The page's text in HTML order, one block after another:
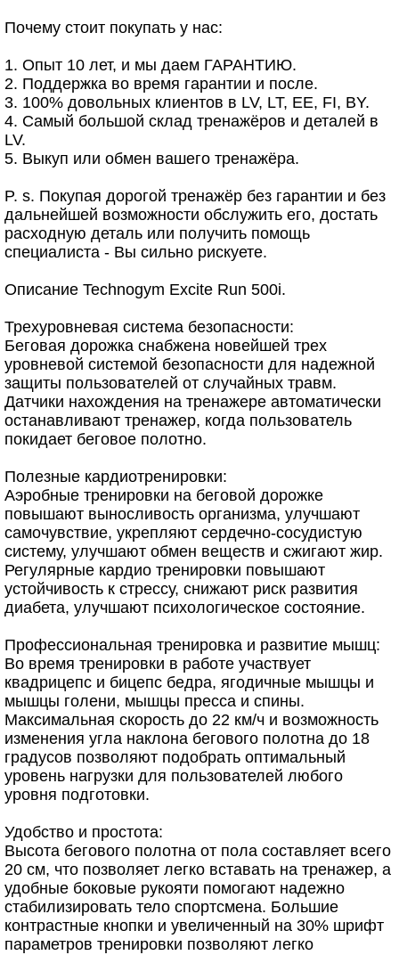
Почему стоит покупать у нас:
1. Опыт 10 лет, и мы даем ГАРАНТИЮ.
2. Поддержка во время гарантии и после.
3. 100% довольных клиентов в LV, LT, EE, FI, BY.
4. Самый большой склад тренажёров и деталей в
LV.
5. Выкуп или обмен вашего тренажёра.
P. s. Покупая дорогой тренажёр без гарантии и без
дальнейшей возможности обслужить его, достать
расходную деталь или получить помощь
специалиста - Вы сильно рискуете.
Описание Technogym Excite Run 500i.
Трехуровневая система безопасности:
Беговая дорожка снабжена новейшей трех
уровневой системой безопасности для надежной
защиты пользователей от случайных травм.
Датчики нахождения на тренажере автоматически
останавливают тренажер, когда пользователь
покидает беговое полотно.
Полезные кардиотренировки:
Аэробные тренировки на беговой дорожке
повышают выносливость организма, улучшают
самочувствие, укрепляют сердечно-сосудистую
систему, улучшают обмен веществ и сжигают жир.
Регулярные кардио тренировки повышают
устойчивость к стрессу, снижают риск развития
диабета, улучшают психологическое состояние.
Профессиональная тренировка и развитие мышц:
Во время тренировки в работе участвует
квадрицепс и бицепс бедра, ягодичные мышцы и
мышцы голени, мышцы пресса и спины.
Максимальная скорость до 22 км/ч и возможность
изменения угла наклона бегового полотна до 18
градусов позволяют подобрать оптимальный
уровень нагрузки для пользователей любого
уровня подготовки.
Удобство и простота:
Высота бегового полотна от пола составляет всего
20 см, что позволяет легко вставать на тренажер, а
удобные боковые рукояти помогают надежно
стабилизировать тело спортсмена. Большие
контрастные кнопки и увеличенный на 30% шрифт
параметров тренировки позволяют легко